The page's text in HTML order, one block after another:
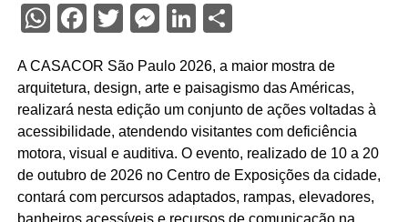
WhatsApp
Facebook
Twitter
Messenger
LinkedIn
Share
A CASACOR São Paulo 2026, a maior mostra de
arquitetura, design, arte e paisagismo das Américas,
realizará nesta edição um conjunto de ações voltadas à
acessibilidade, atendendo visitantes com deficiência
motora, visual e auditiva. O evento, realizado de 10 a 20
de outubro de 2026 no Centro de Exposições da cidade,
contará com percursos adaptados, rampas, elevadores,
banheiros acessíveis e recursos de comunicação na